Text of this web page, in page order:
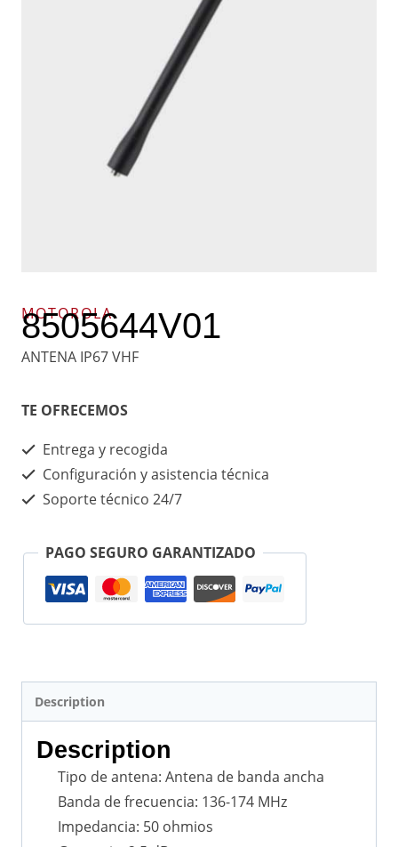
MOTOROLA
8505644V01
ANTENA IP67 VHF
TE OFRECEMOS
Entrega y recogida
Configuración y asistencia técnica
Soporte técnico 24/7
PAGO SEGURO GARANTIZADO
Description
Description
Tipo de antena: Antena de banda ancha
Banda de frecuencia: 136-174 MHz
Impedancia: 50 ohmios